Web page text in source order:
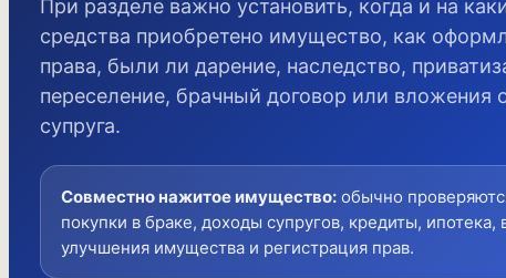
При разделе важно установить, когда и на
средства приобретено имущество, как
права, были ли дарение, наследство,
переселение, брачный договор или вложения
супруга.
Совместно нажитое имущество: обычно
покупки в браке, доходы супругов, кредиты, ипотека,
улучшения имущества и регистрация прав.